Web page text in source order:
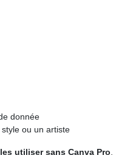
donnée
ou un artiste
utiliser sans Canva Pro